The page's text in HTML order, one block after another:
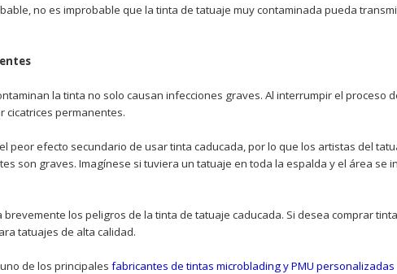
no es improbable que la tinta de tatuaje muy contaminada pueda
la tinta no solo causan infecciones graves. Al interrumpir el proceso
cicatrices permanentes.
peor efecto secundario de usar tinta caducada, por lo que los artistas del
son graves. Imagínese si tuviera un tatuaje en toda la espalda y el área se
los peligros de la tinta de tatuaje caducada. Si desea comprar
tatuajes de alta calidad.
de los principales fabricantes de tintas microblading y PMU personalizadas